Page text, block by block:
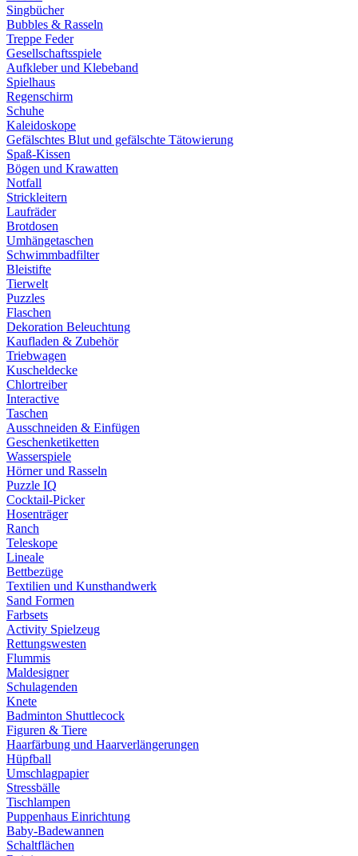
Singbücher
Bubbles & Rasseln
Treppe Feder
Gesellschaftsspiele
Aufkleber und Klebeband
Spielhaus
Regenschirm
Schuhe
Kaleidoskope
Gefälschtes Blut und gefälschte Tätowierung
Spaß-Kissen
Bögen und Krawatten
Notfall
Strickleitern
Laufräder
Brotdosen
Umhängetaschen
Schwimmbadfilter
Bleistifte
Tierwelt
Puzzles
Flaschen
Dekoration Beleuchtung
Kaufladen & Zubehör
Triebwagen
Kuscheldecke
Chlortreiber
Interactive
Taschen
Ausschneiden & Einfügen
Geschenketiketten
Wasserspiele
Hörner und Rasseln
Puzzle IQ
Cocktail-Picker
Hosenträger
Ranch
Teleskope
Lineale
Bettbezüge
Textilien und Kunsthandwerk
Sand Formen
Farbsets
Activity Spielzeug
Rettungswesten
Flummis
Maldesigner
Schulagenden
Knete
Badminton Shuttlecock
Figuren & Tiere
Haarfärbung und Haarverlängerungen
Hüpfball
Umschlagpapier
Stressbälle
Tischlampen
Puppenhaus Einrichtung
Baby-Badewannen
Schaltflächen